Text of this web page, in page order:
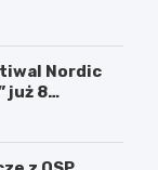
Nordic
już 8